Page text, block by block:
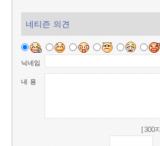
네티즌 의견
닉네임
내 용
[ 300